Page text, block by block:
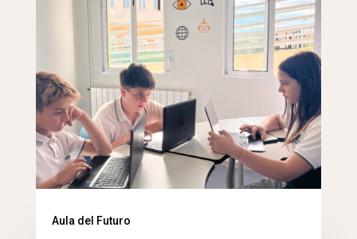
Aula del Futuro